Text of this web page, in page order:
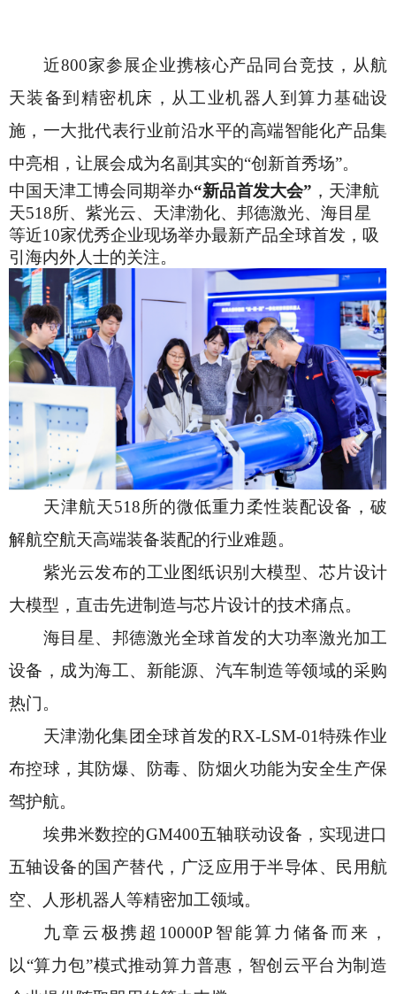
近800家参展企业携核心产品同台竞技，从航
天装备到精密机床，从工业机器人到算力基础设
施，一大批代表行业前沿水平的高端智能化产品集
中亮相，让展会成为名副其实的“创新首秀场”。
中国天津工博会同期举办“新品首发大会” ，天津航
天518所、紫光云、天津渤化、邦德激光、海目星
等近10家优秀企业现场举办最新产品全球首发，吸
引海内外人士的关注。
天津航天518所的微低重力柔性装配设备，破
解航空航天高端装备装配的行业难题。
紫光云发布的工业图纸识别大模型、芯片设计
大模型，直击先进制造与芯片设计的技术痛点。
海目星、邦德激光全球首发的大功率激光加工
设备，成为海工、新能源、汽车制造等领域的采购
热门。
天津渤化集团全球首发的RX-LSM-01特殊作业
布控球，其防爆、防毒、防烟火功能为安全生产保
驾护航。
埃弗米数控的GM400五轴联动设备，实现进口
五轴设备的国产替代，广泛应用于半导体、民用航
空、人形机器人等精密加工领域。
九章云极携超 10000P智能算力储备而来，
以“算力包”模式推动算力普惠，智创云平台为制造